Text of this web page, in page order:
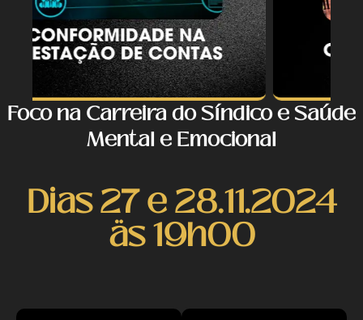
Foco na Carreira do Síndico e Saúde
Mental e Emocional
Dias 27 e 28.11.2024
äs 19h00